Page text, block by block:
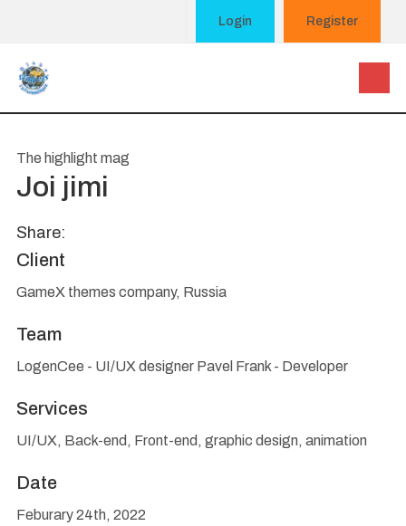
Login Register
The highlight mag
Joi jimi
Share:
Client
GameX themes company, Russia
Team
LogenCee - UI/UX designer Pavel Frank - Developer
Services
UI/UX, Back-end, Front-end, graphic design, animation
Date
Feburary 24th, 2022